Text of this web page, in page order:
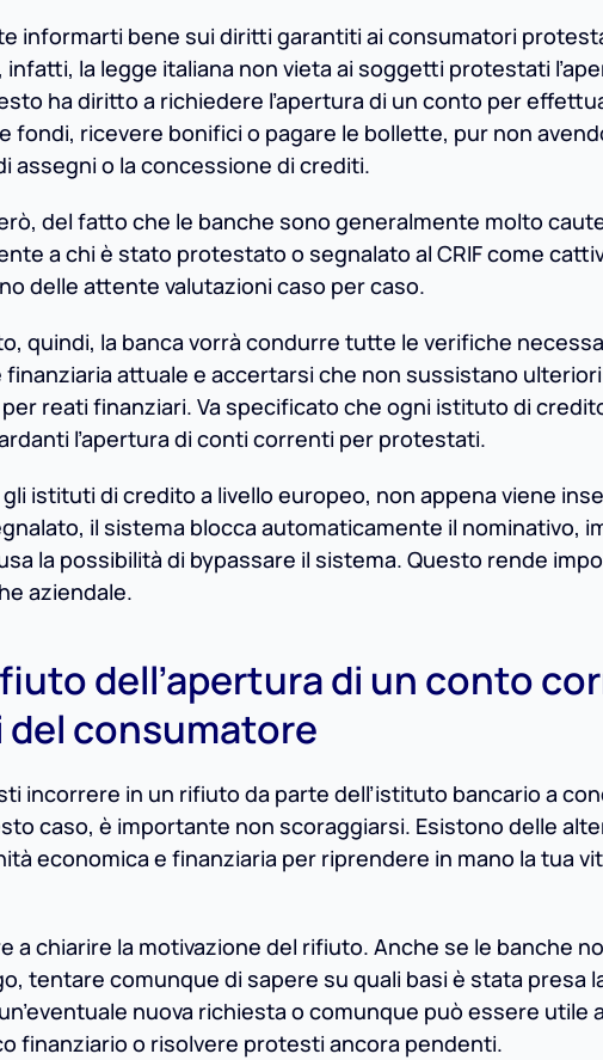
informarti bene sui diritti garantiti ai consumatori
la legge italiana non vieta ai soggetti protestati
ha diritto a richiedere l’apertura di un conto per
fondi, ricevere bonifici o pagare le bollette, pur non
assegni o la concessione di crediti.
del fatto che le banche sono generalmente molto
a chi è stato protestato o segnalato al CRIF come
delle attente valutazioni caso per caso.
quindi, la banca vorrà condurre tutte le verifiche
attuale e accertarsi che non sussistano ulteriori
reati finanziari. Va specificato che ogni istituto di
l’apertura di conti correnti per protestati.
istituti di credito a livello europeo, non appena viene
il sistema blocca automaticamente il nominativo,
la possibilità di bypassare il sistema. Questo rende
aziendale.
dell’apertura di un conto
consumatore
incorrere in un rifiuto da parte dell’istituto bancario a
caso, è importante non scoraggiarsi. Esistono delle
economica e finanziaria per riprendere in mano la tua
a chiarire la motivazione del rifiuto. Anche se le banche
tentare comunque di sapere su quali basi è stata presa
nuova richiesta o comunque può essere utile
finanziario o risolvere protesti ancora pendenti.